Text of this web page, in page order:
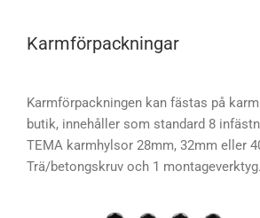
Karmförpackningar
Karmförpackningen kan fästas på
butik, innehåller som standard 8
TEMA karmhylsor 28mm, 32mm eller
Trä/betongskruv och 1 montageverktyg.